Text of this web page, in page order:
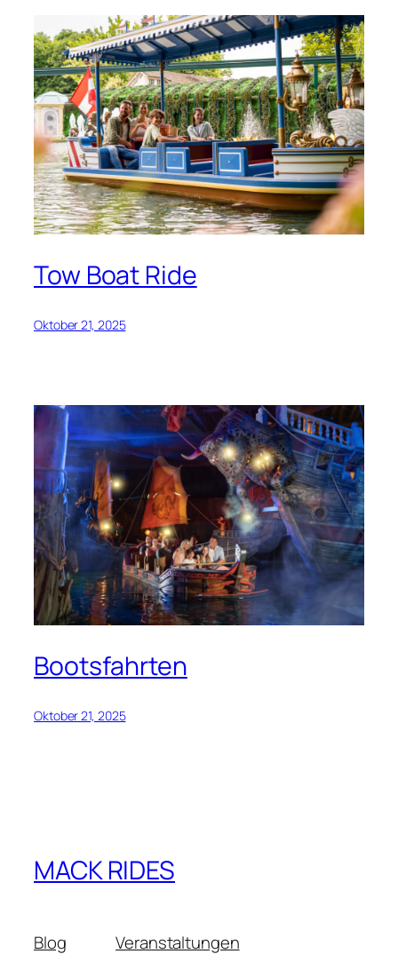
Tow Boat Ride
Oktober 21, 2025
Bootsfahrten
Oktober 21, 2025
MACK RIDES
Blog
Veranstaltungen